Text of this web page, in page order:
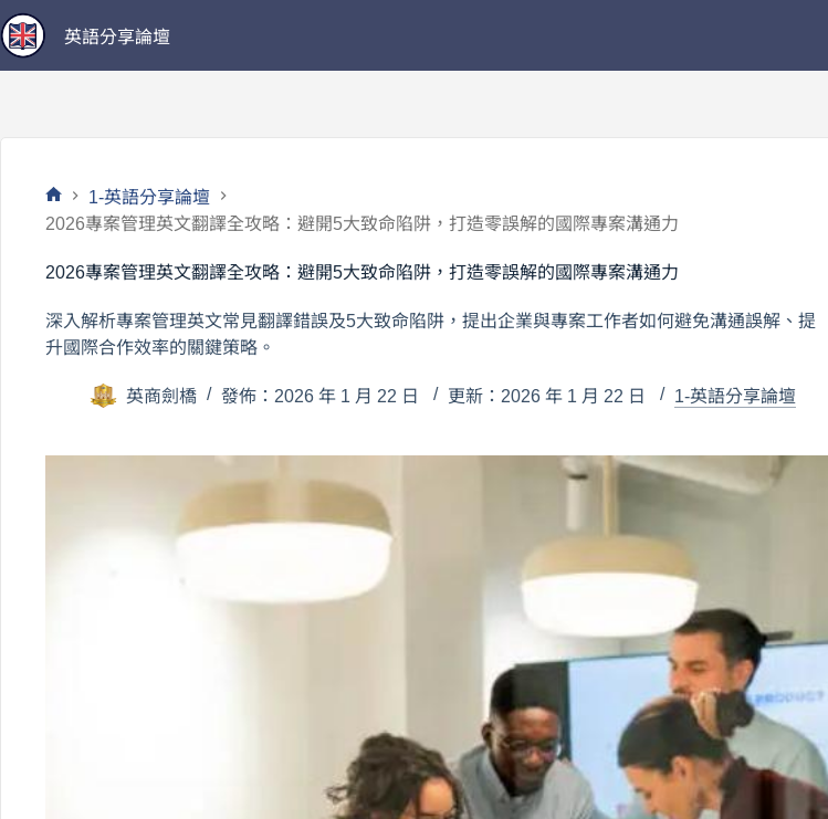
跳
至
主
英語分享論壇
首
1-英語分享論壇
2026專案管理英文翻譯全攻略：避開5大致命陷阱，打造零誤解的國際專案溝通力
2026專案管理英文翻譯全攻略：避開5大致命陷阱，打造零誤解的國際專案溝通力
深入解析專案管理英文常見翻譯錯誤及5大致命陷阱，提出企業與專案工作者如何避免溝通誤解、提
升國際合作效率的關鍵策略。
英商劍橋 發佈：2026 年 1 月 22 日 更新：2026 年 1 月 22 日 1-英語分享論壇